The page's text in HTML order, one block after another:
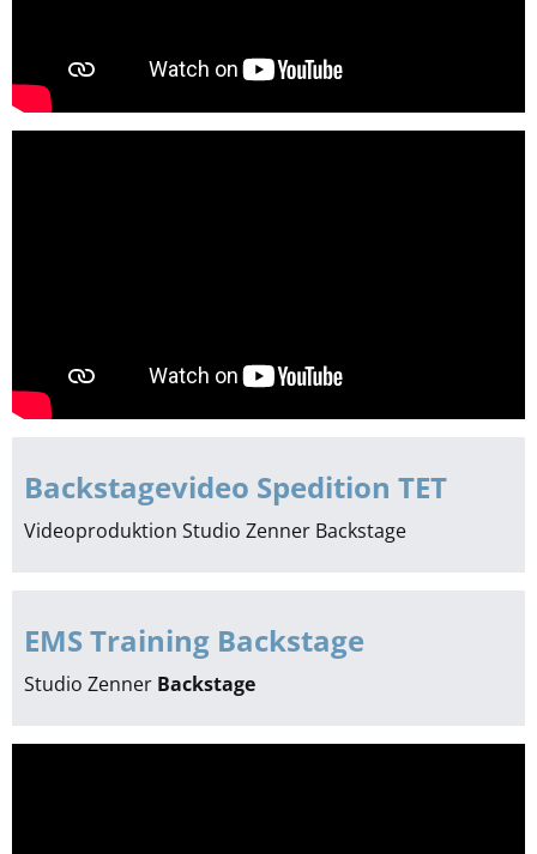
Backstagevideo Spedition TET
Videoproduktion Studio Zenner Backstage
EMS Training Backstage
Studio Zenner Backstage